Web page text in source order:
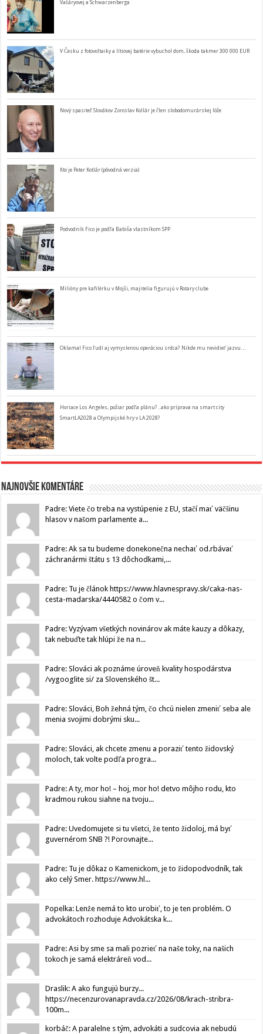
Vašáryovej a Schwarzenberga
V Česku z fotovoltaiky a lítiovej batérie vybuchol dom, škoda takmer 300 000 EUR
Nový spasiteľ Slovákov Zoroslav Kollár je člen slobodomurárskej lóže
Kto je Peter Kotlár (pôvodná verzia)
Podvodník Fico je podľa Babiša vlastníkom SPP
Milióny pre kafilérku v Mojši, majitelia figurujú v Rotary clube
Oklamal Fico ľudí aj vymyslenou operáciou srdca? Nikde mu nevidieť jazvu…
Horiace Los Angeles, požiar podľa plánu? ..ako príprava na smart city
SmartLA2028 a Olympijské hry v LA 2028?
Najnovšie komentáre
Padre: Viete čo treba na vystúpenie z EU, stačí mať väčšinu
hlasov v našom parlamente a...
Padre: Ak sa tu budeme donekonečna nechať od.rbávať
záchranármi štátu s 13 dôchodkami,...
Padre: Tu je článok https://www.hlavnespravy.sk/caka-nas-
cesta-madarska/4440582 o čom v...
Padre: Vyzývam všetkých novinárov ak máte kauzy a dôkazy,
tak nebuďte tak hlúpi že na n...
Padre: Slováci ak poznáme úroveň kvality hospodárstva
/vygooglite si/ za Slovenského št...
Padre: Slováci, Boh žehná tým, čo chcú nielen zmeniť seba ale
menia svojimi dobrými sku...
Padre: Slováci, ak chcete zmenu a poraziť tento židovský
moloch, tak volte podľa progra...
Padre: A ty, mor ho! – hoj, mor ho! detvo môjho rodu, kto
kradmou rukou siahne na tvoju...
Padre: Uvedomujete si tu všetci, že tento židoloj, má byť
guvernérom SNB ?! Porovnajte...
Padre: Tu je dôkaz o Kamenickom, je to židopodvodník, tak
ako celý Smer. https://www.hl...
Popelka: Lenže nemá to kto urobiť, to je ten problém. O
advokátoch rozhoduje Advokátska k...
Padre: Asi by sme sa mali pozrieť na naše toky, na našich
tokoch je samá elektráreň vod...
Draslik: A ako fungujú burzy...
https://necenzurovanapravda.cz/2026/08/krach-stribra-
100m...
korbáč: A paralelne s tým, advokáti a sudcovia ak nebudú